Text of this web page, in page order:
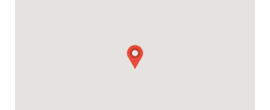
experiencia gastronómica.